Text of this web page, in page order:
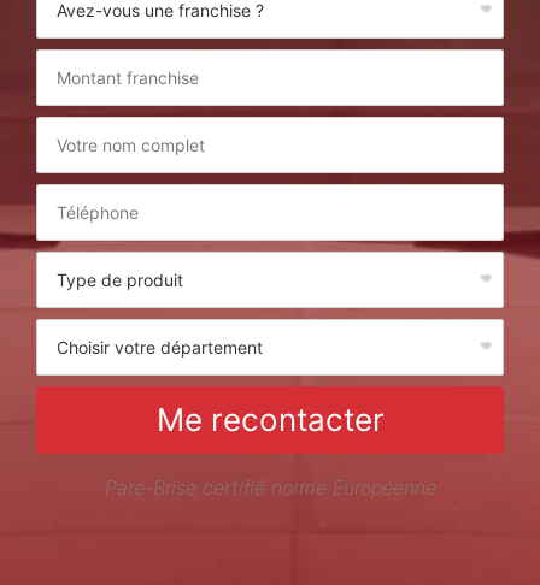
Me recontacter
Pare-Brise certifié norme Européenne